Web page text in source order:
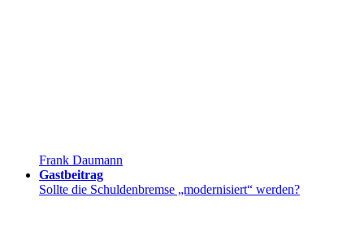
Frank Daumann
Gastbeitrag
Sollte die Schuldenbremse „modernisiert“ werden?